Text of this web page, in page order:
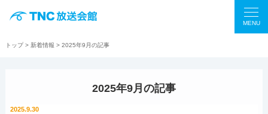
MENU
トップ> 新着情報 > 2025年9月の記事
2025年9月の記事
2025.9.30